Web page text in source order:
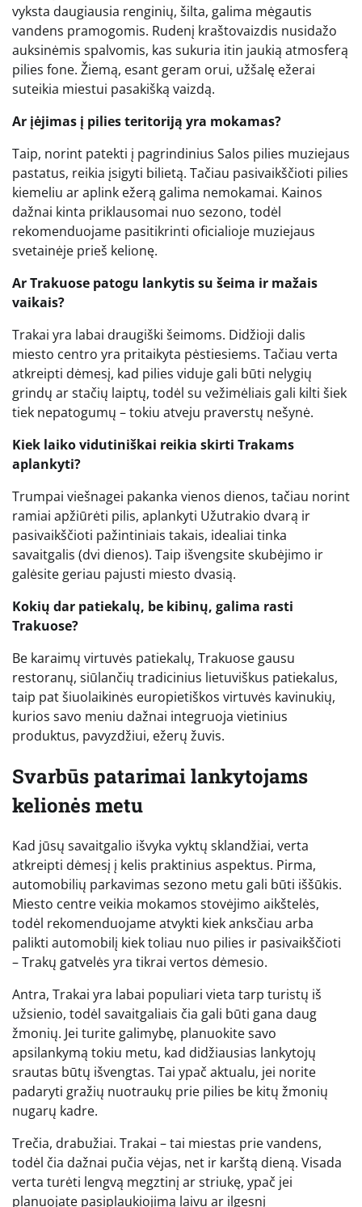
vyksta daugiausia renginių, šilta, galima mėgautis
vandens pramogomis. Rudenį kraštovaizdis nusidažo
auksinėmis spalvomis, kas sukuria itin jaukią atmosferą
pilies fone. Žiemą, esant geram orui, užšalę ežerai
suteikia miestui pasakišką vaizdą.
Ar įėjimas į pilies teritoriją yra mokamas?
Taip, norint patekti į pagrindinius Salos pilies muziejaus
pastatus, reikia įsigyti bilietą. Tačiau pasivaikščioti pilies
kiemeliu ar aplink ežerą galima nemokamai. Kainos
dažnai kinta priklausomai nuo sezono, todėl
rekomenduojame pasitikrinti oficialioje muziejaus
svetainėje prieš kelionę.
Ar Trakuose patogu lankytis su šeima ir mažais
vaikais?
Trakai yra labai draugiški šeimoms. Didžioji dalis
miesto centro yra pritaikyta pėstiesiems. Tačiau verta
atkreipti dėmesį, kad pilies viduje gali būti nelygių
grindų ar stačių laiptų, todėl su vežimėliais gali kilti šiek
tiek nepatogumų – tokiu atveju praverstų nešynė.
Kiek laiko vidutiniškai reikia skirti Trakams
aplankyti?
Trumpai viešnagei pakanka vienos dienos, tačiau norint
ramiai apžiūrėti pilis, aplankyti Užutrakio dvarą ir
pasivaikščioti pažintiniais takais, idealiai tinka
savaitgalis (dvi dienos). Taip išvengsite skubėjimo ir
galėsite geriau pajusti miesto dvasią.
Kokių dar patiekalų, be kibinų, galima rasti
Trakuose?
Be karaimų virtuvės patiekalų, Trakuose gausu
restoranų, siūlančių tradicinius lietuviškus patiekalus,
taip pat šiuolaikinės europietiškos virtuvės kavinukių,
kurios savo meniu dažnai integruoja vietinius
produktus, pavyzdžiui, ežerų žuvis.
Svarbūs patarimai lankytojams
kelionės metu
Kad jūsų savaitgalio išvyka vyktų sklandžiai, verta
atkreipti dėmesį į kelis praktinius aspektus. Pirma,
automobilių parkavimas sezono metu gali būti iššūkis.
Miesto centre veikia mokamos stovėjimo aikštelės,
todėl rekomenduojame atvykti kiek anksčiau arba
palikti automobilį kiek toliau nuo pilies ir pasivaikščioti
– Trakų gatvelės yra tikrai vertos dėmesio.
Antra, Trakai yra labai populiari vieta tarp turistų iš
užsienio, todėl savaitgaliais čia gali būti gana daug
žmonių. Jei turite galimybę, planuokite savo
apsilankymą tokiu metu, kad didžiausias lankytojų
srautas būtų išvengtas. Tai ypač aktualu, jei norite
padaryti gražių nuotraukų prie pilies be kitų žmonių
nugarų kadre.
Trečia, drabužiai. Trakai – tai miestas prie vandens,
todėl čia dažnai pučia vėjas, net ir karštą dieną. Visada
verta turėti lengvą megztinį ar striukę, ypač jei
planuojate pasiplaukiojimą laivu ar ilgesnį